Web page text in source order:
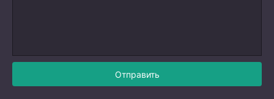
Отправить